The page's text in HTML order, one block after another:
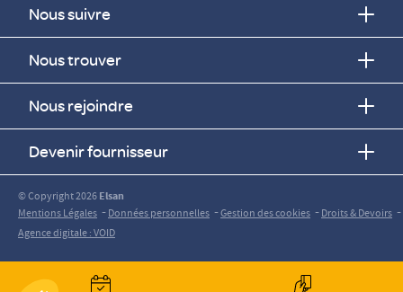
Nous suivre
Nous trouver
Nous rejoindre
Devenir fournisseur
© Copyright 2026Elsan
Mentions Légales -Données personnelles -Gestion des cookies -Droits & Devoirs -
Agence digitale : VOID